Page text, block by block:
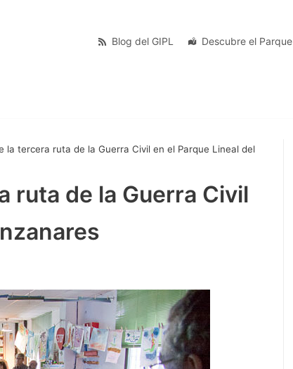
Blog del GIPL Descubre el Parque
la tercera ruta de la Guerra Civil en el Parque Lineal del
ruta de la Guerra Civil